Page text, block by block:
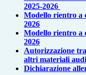
2025-2026
Modello rientro a
2026
Modello rientro a
2026
Autorizzazione
altri materiali
Dichiarazione